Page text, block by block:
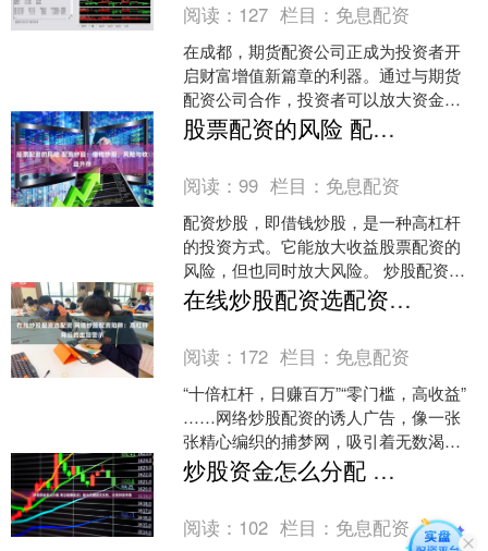
阅读： 127 栏目： 免息配资
在成都，期货配资公司正成为投资者开
启财富增值新篇章的利器。通过与期货
配资公司合作，投资者可以放大资金杠
杆，提升收益潜力。 首先，了解配资的
原理、风险和收益。学习....
股票配资的风险 配资炒股：借钱炒股，风险与收益并存
阅读：99 栏目： 免息配资
配资炒股，即借钱炒股，是一种高杠杆
的投资方式。它能放大收益股票配资的
风险，但也同时放大风险。 炒股配资网
门槛低，无需抵押，只需提供身份证和
银行卡即可申请配资。审....
在线炒股配资选配资 网络炒股配资陷阱：高杠杆背后的血泪警示
阅读： 172 栏目： 免息配资
“十倍杠杆，日赚百万”“零门槛，高收益”
……网络炒股配资的诱人广告，像一张
张精心编织的捕梦网，吸引着无数渴望
一夜暴富的投资者。然而，当美梦醒
来，留下的往往是血本....
炒股资金怎么分配 莆田股票配资：助你把握投资良机，实现财富增值
阅读： 102 栏目： 免息配资